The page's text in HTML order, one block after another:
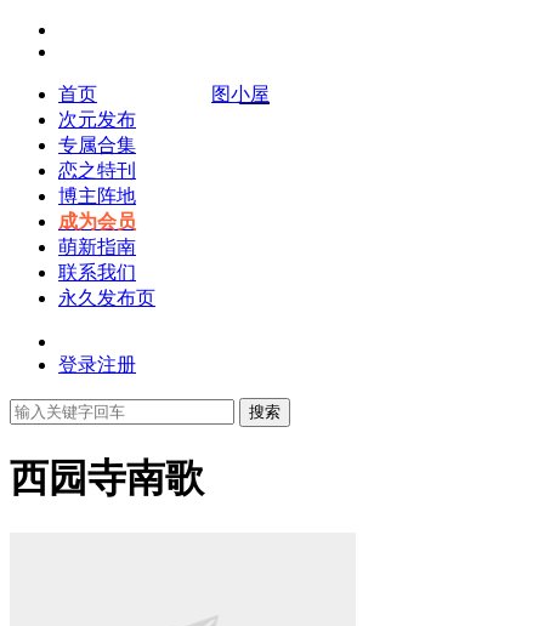
图小屋
首页
次元发布
专属合集
恋之特刊
博主阵地
成为会员
萌新指南
联系我们
永久发布页
登录注册
搜索
西园寺南歌